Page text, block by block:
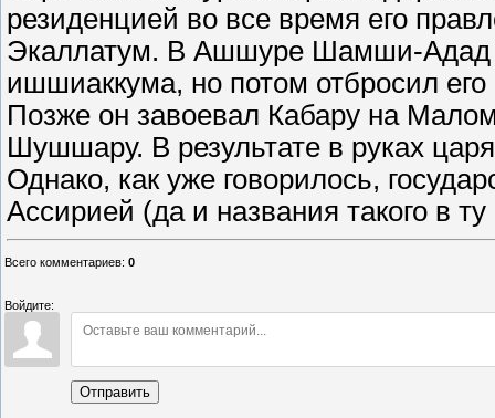
резиденцией во все время его
Экаллатум. В Ашшуре Шамши-Адад
ишшиаккума, но потом отбросил
Позже он завоевал Кабару на
Шушшару. В результате в руках
Однако, как уже говорилось,
Ассирией (да и названия такого в
Всего комментариев: 0
Войдите:
Отправить